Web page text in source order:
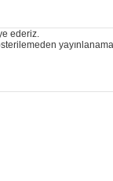
ederiz.